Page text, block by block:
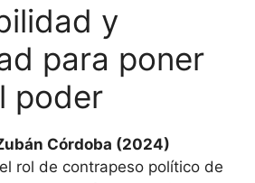
y
para poner
poder
Córdoba (2024)
rol de contrapeso político de